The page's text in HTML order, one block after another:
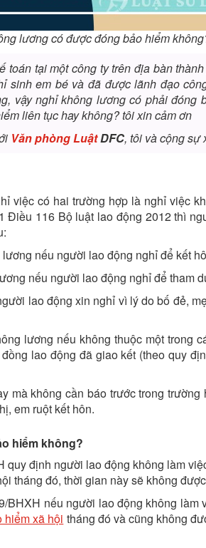
lương có được đóng bảo hiểm
toán tại một công ty trên địa bàn
em bé và đã được lãnh đạo
vậy nghỉ không lương có phải đóng
liên tục hay không? tôi xin cảm ơn
Văn phòng LuậtDFC, tôi và cộng sự
việc có hai trường hợp là nghỉ việc
Điều 116 Bộ luật lao động 2012 thì
nếu người lao động nghỉ để kết
nếu người lao động nghỉ để tham
lao động xin nghỉ vì lý dobố đẻ,
lương nếu không thuộc một trong
lao động đã giao kết (theo quy
mà không cần báo trước trong
em ruột kết hôn.
hiểm không?
định người lao động không làm
tháng đó, thời gian này sẽ không
BHXH nếu người lao động không
hiểm xã hội tháng đó và cũng không